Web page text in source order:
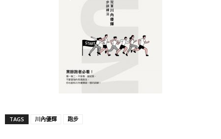
TAGS 川內優輝 跑步